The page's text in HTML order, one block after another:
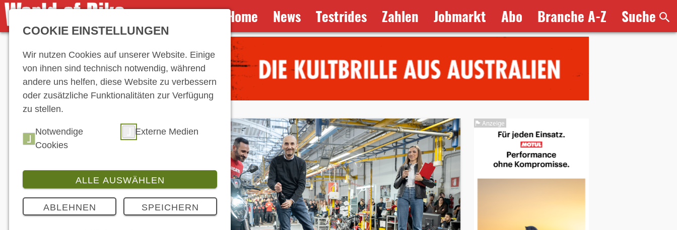
Home News Testrides Zahlen Jobmarkt Abo Branche A-Z Suche
Anzeige
COOKIE EINSTELLUNGEN
Wir nutzen Cookies auf unserer Website. Einige
von ihnen sind technisch notwendig, während
andere uns helfen, diese Website zu verbessern
oder zusätzliche Funktionalitäten zur Verfügung
zu stellen.
Notwendige
Cookies
Externe Medien
ALLE AUSWÄHLEN
ABLEHNEN SPEICHERN